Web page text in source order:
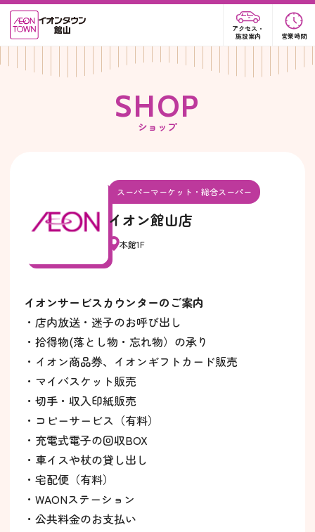
アクセス・
施設案内
営業時間
SHOP
ショップ
スーパーマーケット・総合スーパー
イオン館山店
本館1F
イオンサービスカウンターのご案内
・店内放送・迷子のお呼び出し
・拾得物(落とし物・忘れ物）の承り
・ イオン商品券、イオンギフトカード販売
・マイバスケット販売
・切手・収入印紙販売
・コピーサービス（有料）
・充電式電子の回収BOX
・車イスや杖の貸し出し
・宅配便（有料）
・WAONステーション
・公共料金のお支払い